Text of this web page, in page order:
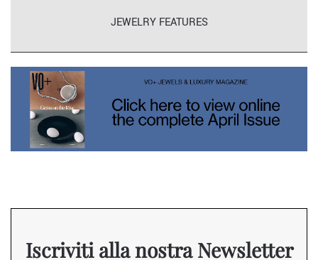
JEWELRY FEATURES
Iscriviti alla nostra Newsletter